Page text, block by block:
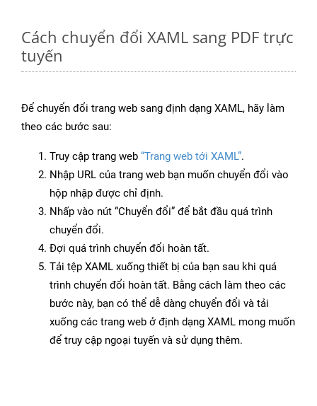
Cách chuyển đổi XAML sang PDF trực
tuyến
Để chuyển đổi trang web sang định dạng XAML, hãy làm
theo các bước sau:
Truy cập trang web “Trang web tới XAML”.
Nhập URL của trang web bạn muốn chuyển đổi vào
hộp nhập được chỉ định.
Nhấp vào nút “Chuyển đổi” để bắt đầu quá trình
chuyển đổi.
Đợi quá trình chuyển đổi hoàn tất.
Tải tệp XAML xuống thiết bị của bạn sau khi quá
trình chuyển đổi hoàn tất. Bằng cách làm theo các
bước này, bạn có thể dễ dàng chuyển đổi và tải
xuống các trang web ở định dạng XAML mong muốn
để truy cập ngoại tuyến và sử dụng thêm.